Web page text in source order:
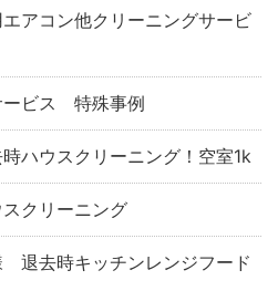
アコン他クリーニングサービ
ビス 特殊事例
ハウスクリーニング！空室1k
クリーニング
去時キッチンレンジフード